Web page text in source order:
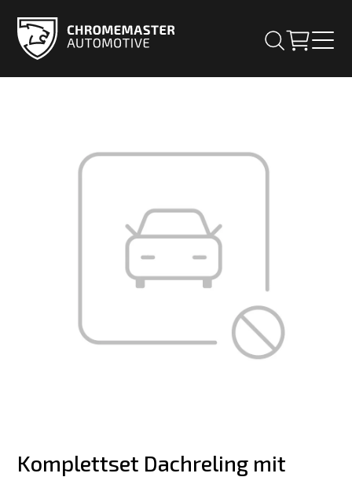
Komplettset Dachreling mit